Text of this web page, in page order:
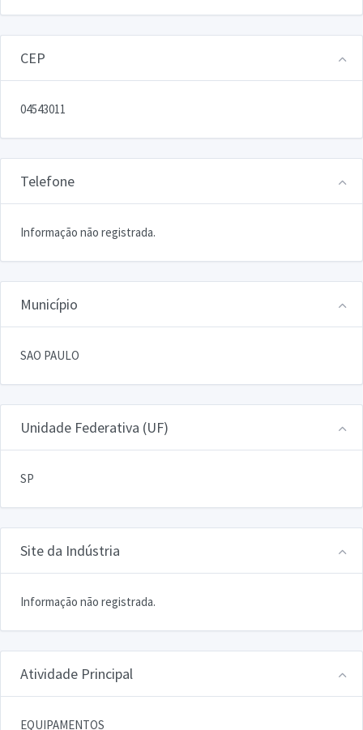
CEP
04543011
Telefone
Informação não registrada.
Município
SAO PAULO
Unidade Federativa (UF)
SP
Site da Indústria
Informação não registrada.
Atividade Principal
EQUIPAMENTOS